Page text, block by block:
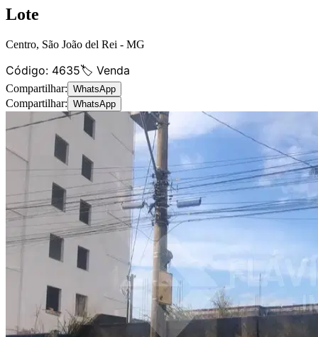
Lote
Centro, São João del Rei - MG
Código: 4635🏷️ Venda
Compartilhar: WhatsApp
Compartilhar: WhatsApp